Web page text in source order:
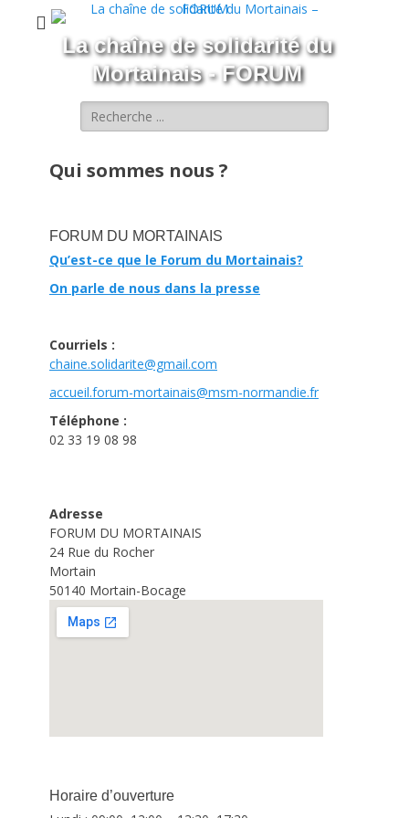
La chaîne de solidarité du
Mortainais - FORUM
Rechercher :
Qui sommes nous ?
FORUM DU MORTAINAIS
Qu’est-ce que le Forum du Mortainais?
On parle de nous dans la presse
Courriels :
chaine.solidarite@gmail.com
accueil.forum-mortainais@msm-normandie.fr
Téléphone :
02 33 19 08 98
Adresse
FORUM DU MORTAINAIS
24 Rue du Rocher
Mortain
50140 Mortain-Bocage
Horaire d’ouverture